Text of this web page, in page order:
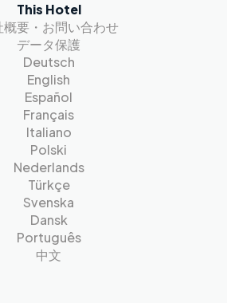
This Hotel
概要・お問い合わせ
データ保護
Deutsch
English
Español
Français
Italiano
Polski
Nederlands
Türkçe
Svenska
Dansk
Português
中文